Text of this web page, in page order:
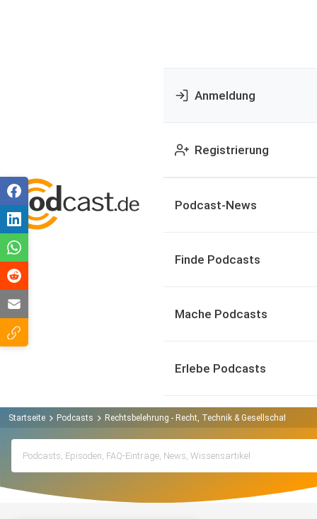
Anmeldung
Registrierung
Podcast-News
Finde Podcasts
Mache Podcasts
Erlebe Podcasts
Startseite Podcasts Rechtsbelehrung - Recht, Technik & Gesellschaft